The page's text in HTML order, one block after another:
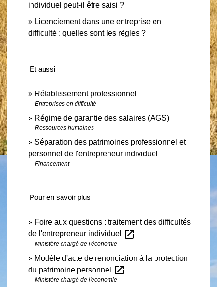
individuel peut-il être saisi ?
Licenciement dans une entreprise en
difficulté : quelles sont les règles ?
Et aussi
Rétablissement professionnel
Entreprises en difficulté
Régime de garantie des salaires (AGS)
Ressources humaines
Séparation des patrimoines professionnel et
personnel de l'entrepreneur individuel
Financement
Pour en savoir plus
Foire aux questions : traitement des difficultés
de l'entrepreneur individuel
open_in_new
Ministère chargé de l'économie
Modèle d'acte de renonciation à la protection
du patrimoine personnel
open_in_new
Ministère chargé de l'économie